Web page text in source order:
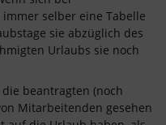
selber eine Tabelle
sie abzüglich des
Urlaubs sie noch
beantragten (noch
Mitarbeitenden gesehen